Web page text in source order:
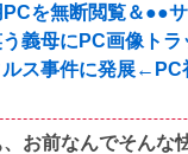
を無断閲覧＆●●
義母にPC画像ト
ス事件に発展←PC
、お前なんでそんな